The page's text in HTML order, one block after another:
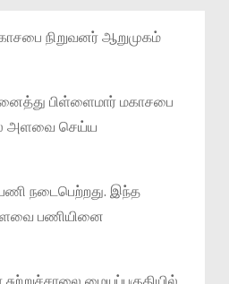
நிறுவனர் ஆறுமுகம்
பிள்ளைமார் மகாசபை
அளவை செய்ய
பணி நடைபெற்றது. இந்த
பணியினை